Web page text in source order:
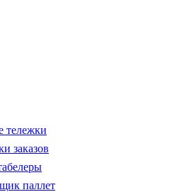
тележки
заказов
паллет